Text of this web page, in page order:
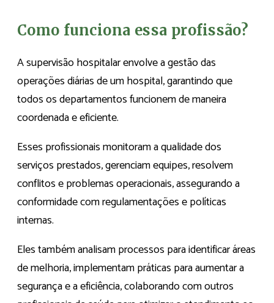
Como funciona essa profissão?
A supervisão hospitalar envolve a gestão das
operações diárias de um hospital, garantindo que
todos os departamentos funcionem de maneira
coordenada e eficiente.
Esses profissionais monitoram a qualidade dos
serviços prestados, gerenciam equipes, resolvem
conflitos e problemas operacionais, assegurando a
conformidade com regulamentações e políticas
internas.
Eles também analisam processos para identificar áreas
de melhoria, implementam práticas para aumentar a
segurança e a eficiência, colaborando com outros